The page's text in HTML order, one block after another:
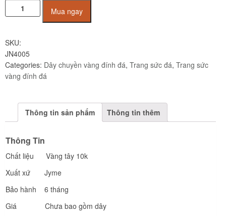
vàng
JN4005
Jyme
Jewelry
quantity
Mua ngay
SKU:
JN4005
Categories: Dây chuyền vàng đính đá, Trang sức đá, Trang sức
vàng đính đá
Thông tin sản phẩm Thông tin thêm
Thông Tin
Chất liệu Vàng tây 10k
Xuất xứ Jyme
Bảo hành 6 tháng
Giá Chưa bao gồm dây